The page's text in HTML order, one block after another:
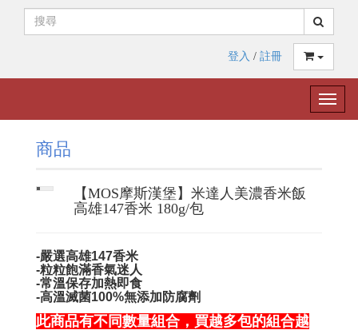
登入 / 註冊
Toggle
商品
【MOS摩斯漢堡】米達人美濃香米飯
高雄147香米 180g/包
-嚴選高雄147香米
-粒粒飽滿香氣迷人
-常溫保存加熱即食
-高溫滅菌100%無添加防腐劑
此商品有不同數量組合，買越多包的組合越